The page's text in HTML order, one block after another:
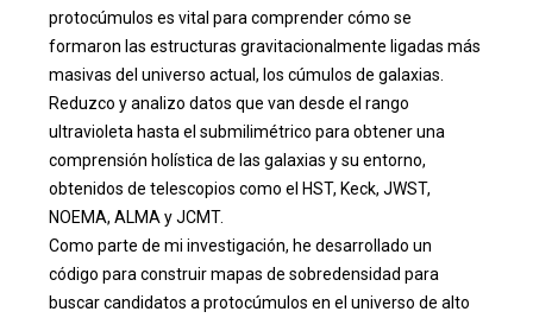
protocúmulos es vital para comprender cómo se
formaron las estructuras gravitacionalmente ligadas más
masivas del universo actual, los cúmulos de galaxias.
Reduzco y analizo datos que van desde el rango
ultravioleta hasta el submilimétrico para obtener una
comprensión holística de las galaxias y su entorno,
obtenidos de telescopios como el HST, Keck, JWST,
NOEMA, ALMA y JCMT.
Como parte de mi investigación, he desarrollado un
código para construir mapas de sobredensidad para
buscar candidatos a protocúmulos en el universo de alto